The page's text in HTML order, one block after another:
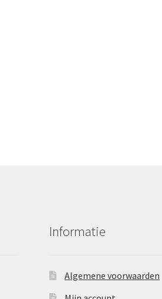
Informatie
Algemene voorwaarden